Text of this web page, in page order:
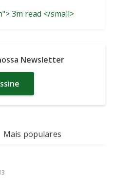
3m read </small>
Newsletter
Mais populares